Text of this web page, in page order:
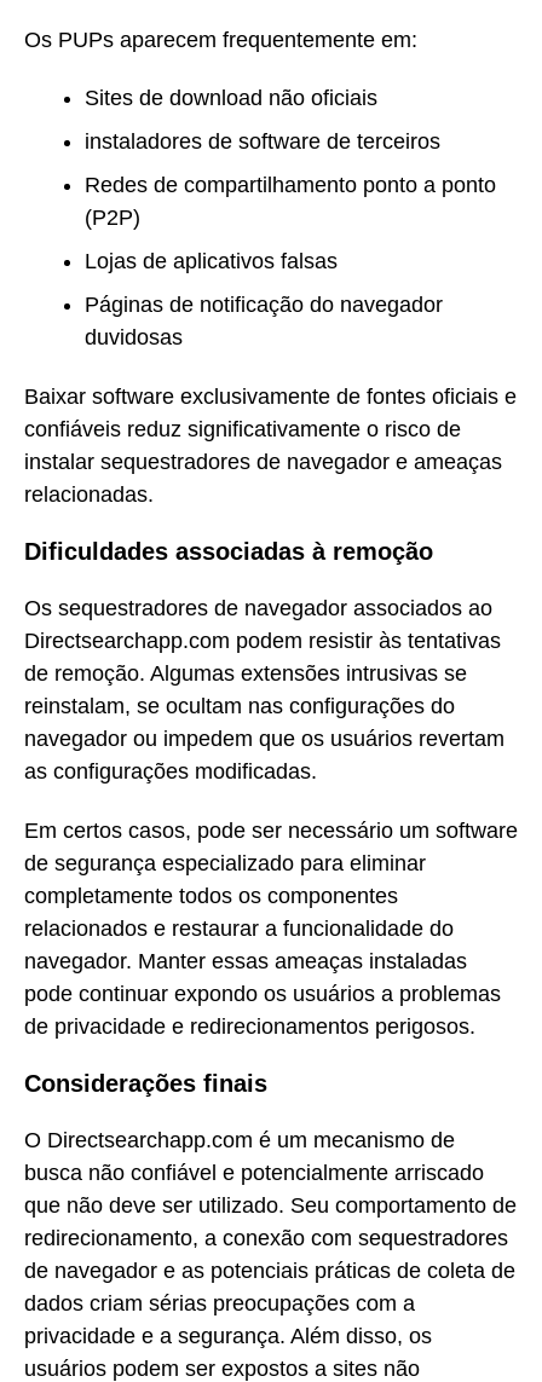
Os PUPs aparecem frequentemente em:
Sites de download não oficiais
instaladores de software de terceiros
Redes de compartilhamento ponto a ponto
(P2P)
Lojas de aplicativos falsas
Páginas de notificação do navegador
duvidosas
Baixar software exclusivamente de fontes oficiais e
confiáveis reduz significativamente o risco de
instalar sequestradores de navegador e ameaças
relacionadas.
Dificuldades associadas à remoção
Os sequestradores de navegador associados ao
Directsearchapp.com podem resistir às tentativas
de remoção. Algumas extensões intrusivas se
reinstalam, se ocultam nas configurações do
navegador ou impedem que os usuários revertam
as configurações modificadas.
Em certos casos, pode ser necessário um software
de segurança especializado para eliminar
completamente todos os componentes
relacionados e restaurar a funcionalidade do
navegador. Manter essas ameaças instaladas
pode continuar expondo os usuários a problemas
de privacidade e redirecionamentos perigosos.
Considerações finais
O Directsearchapp.com é um mecanismo de
busca não confiável e potencialmente arriscado
que não deve ser utilizado. Seu comportamento de
redirecionamento, a conexão com sequestradores
de navegador e as potenciais práticas de coleta de
dados criam sérias preocupações com a
privacidade e a segurança. Além disso, os
usuários podem ser expostos a sites não